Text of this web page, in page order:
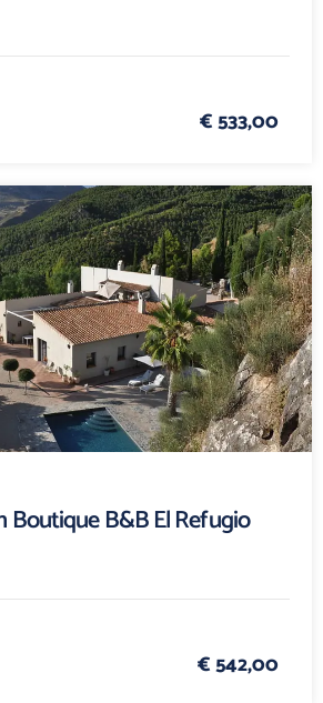
€ 533,00
Boutique B&B El Refugio
€ 542,00